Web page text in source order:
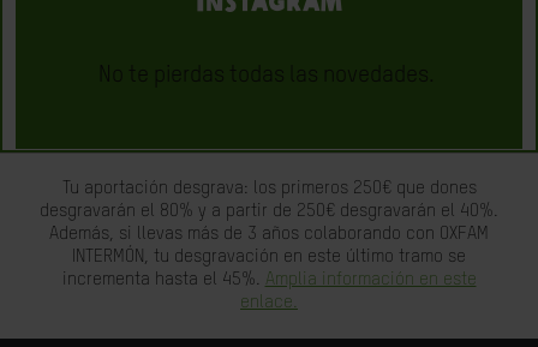
No te pierdas todas las novedades.
Tu aportación desgrava: los primeros 250€ que dones
desgravarán el 80% y a partir de 250€ desgravarán el 40%.
Además, si llevas más de 3 años colaborando con OXFAM
INTERMÓN, tu desgravación en este último tramo se
incrementa hasta el 45%. Amplia información en este
enlace.